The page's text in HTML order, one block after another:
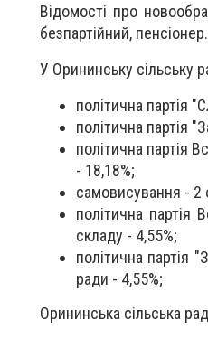
Відомості про
безпартійний, пенсіонер.
У Орининську сільську
політична партія
політична партія
політична партія
- 18,18%;
самовисування - 2
політична партія
складу - 4,55%;
політична партія
ради - 4,55%;
Орининська сільська